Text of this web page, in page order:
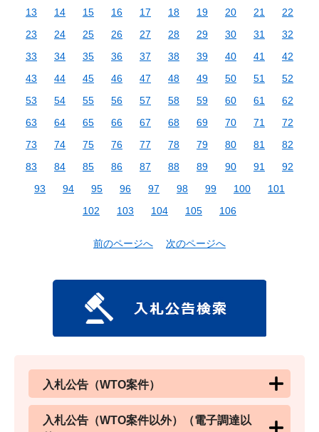
13
14 15 16 17 18 19 20 21
22
23
24 25 26 27 28 29 30 31
32
33
34 35 36 37 38 39 40 41
42
43
44 45 46 47 48 49 50 51
52
53
54 55 56 57 58 59 60 61
62
63
64 65 66 67 68 69 70 71
72
73
74 75 76 77 78 79 80 81
82
83
84 85 86 87 88 89 90 91
92
93
94 95 96 97 98 99 100
101
102
103 104 105 106
前のページへ 次のページへ
入札公告（WTO案件）
入札公告（WTO案件以外）（電子調達以